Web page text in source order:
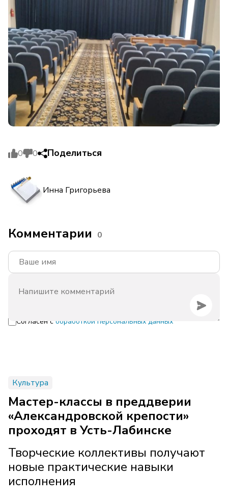
0 0 Поделиться
Инна Григорьева
Комментарии 0
Согласен с обработкой персональных данных
Культура
Мастер-классы в преддверии
«Александровской крепости»
проходят в Усть-Лабинске
Творческие коллективы получают
новые практические навыки
исполнения